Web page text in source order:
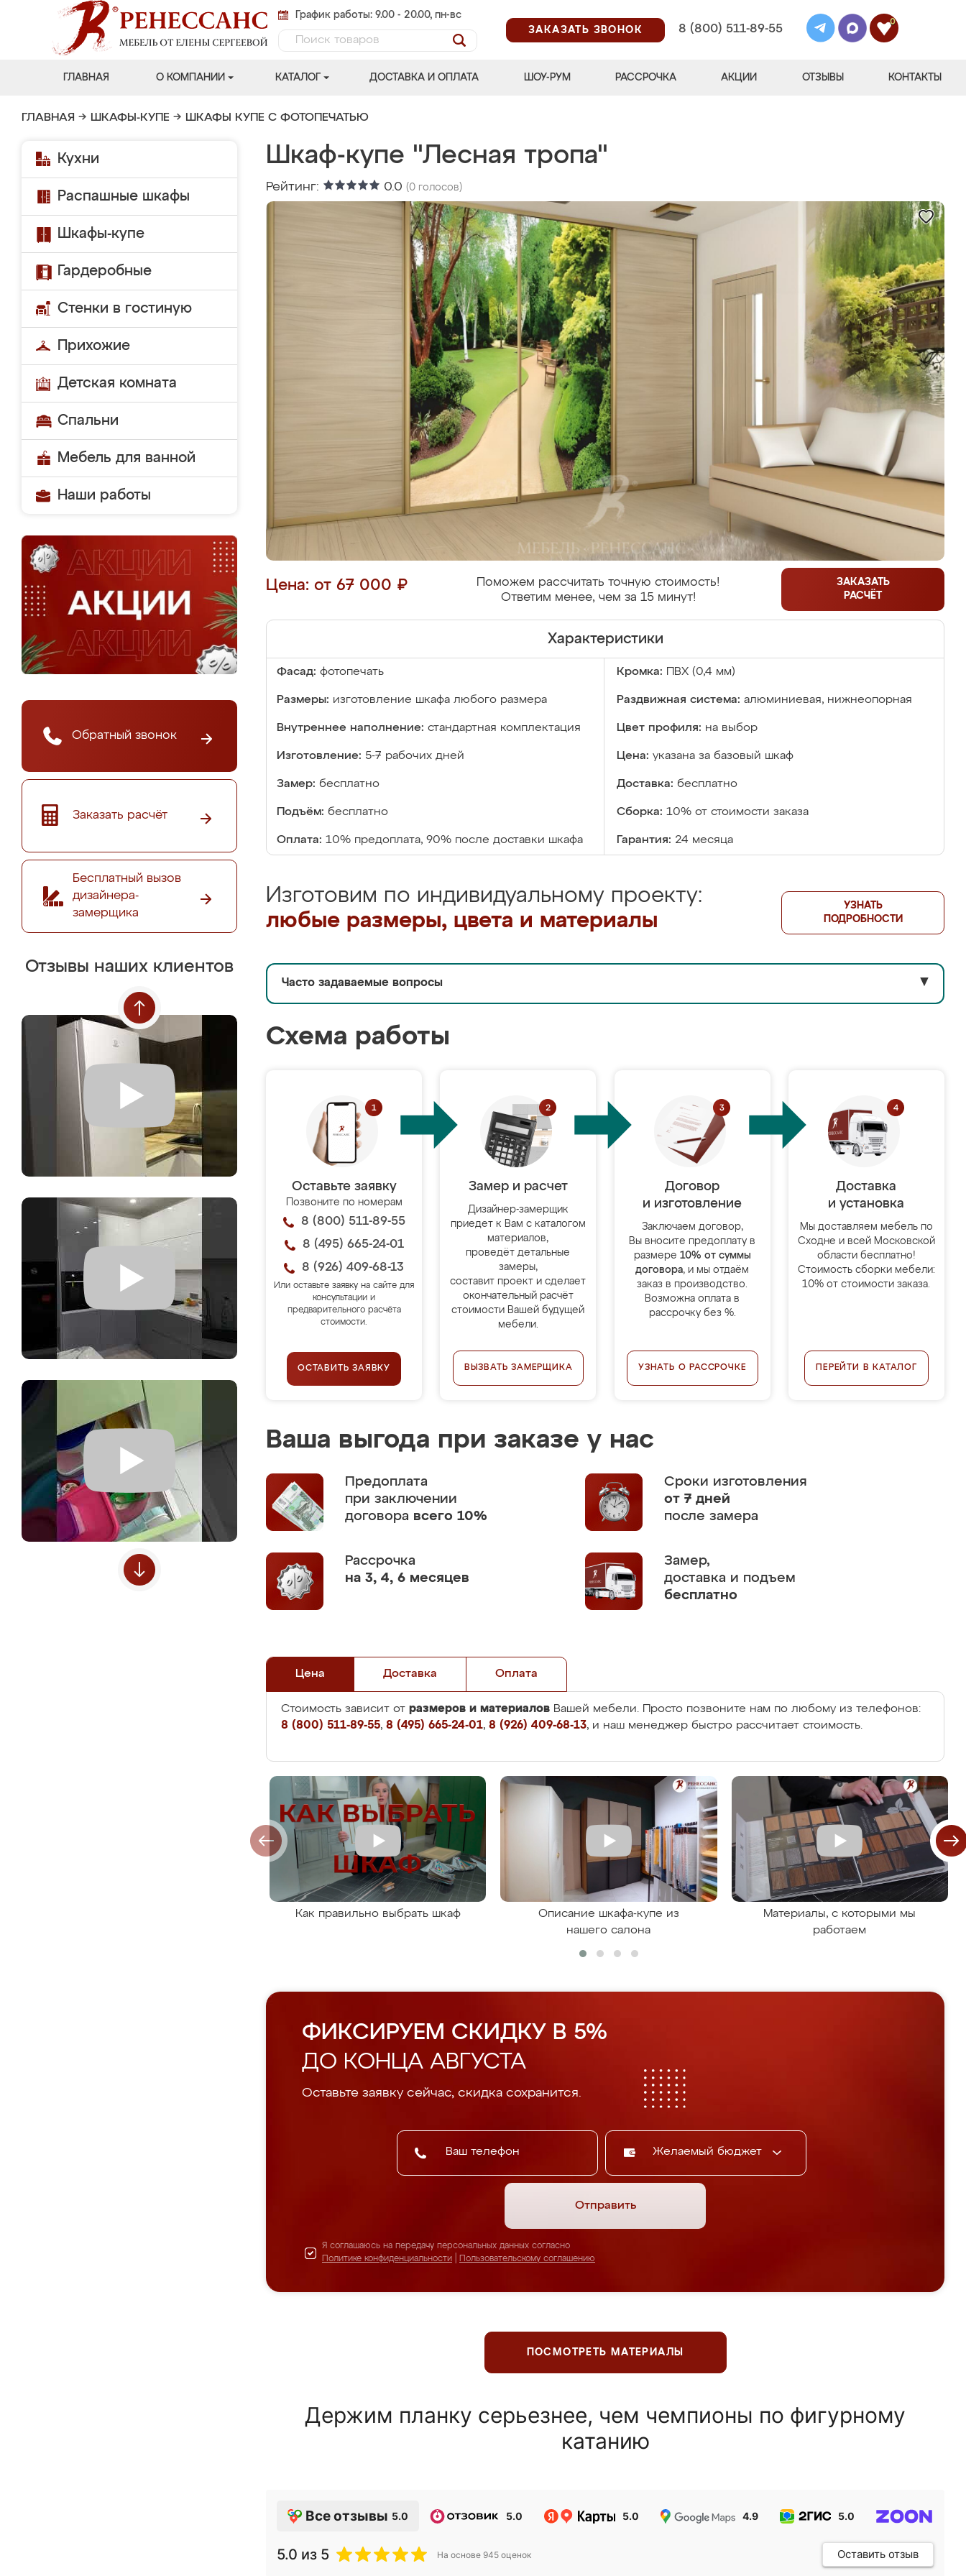
График работы: 9.00 - 20.00, пн-вс
ЗАКАЗАТЬ ЗВОНОК
8 (800) 511-89-55
0
ГЛАВНАЯ О КОМПАНИИ КАТАЛОГ ДОСТАВКА И ОПЛАТА ШОУ-РУМ РАССРОЧКА АКЦИИ ОТЗЫВЫ КОНТАКТЫ
ГЛАВНАЯ → ШКАФЫ-КУПЕ → ШКАФЫ КУПЕ С ФОТОПЕЧАТЬЮ
Кухни
Распашные шкафы
Шкафы-купе
Гардеробные
Стенки в гостиную
Прихожие
Детская комната
Спальни
Мебель для ванной
Наши работы
Обратный звонок
Заказать расчёт
Бесплатный вызов
дизайнера-
замерщика
Отзывы наших клиентов
Шкаф-купе "Лесная тропа"
Рейтинг: 0.0 (0 голосов)
Цена: от 67 000 ₽
Поможем рассчитать точную стоимость!
Ответим менее, чем за 15 минут!
ЗАКАЗАТЬ
РАСЧЁТ
Характеристики
Фасад: фотопечать Кромка: ПВХ (0,4 мм)
Размеры: изготовление шкафа любого размера Раздвижная система: алюминиевая, нижнеопорная
Внутреннее наполнение: стандартная комплектация Цвет профиля: на выбор
Изготовление: 5-7 рабочих дней Цена: указана за базовый шкаф
Замер: бесплатно Доставка: бесплатно
Подъём: бесплатно Сборка: 10% от стоимости заказа
Оплата: 10% предоплата, 90% после доставки шкафа Гарантия: 24 месяца
Изготовим по индивидуальному проекту:
любые размеры, цвета и материалы
УЗНАТЬ
ПОДРОБНОСТИ
Часто задаваемые вопросы ▼
Схема работы
Оставьте заявку
Позвоните по номерам
8 (800) 511-89-55
8 (495) 665-24-01
8 (926) 409-68-13
Или оставьте заявку на сайте для
консультации и
предварительного расчёта
стоимости.
ОСТАВИТЬ ЗАЯВКУ
Замер и расчет
Дизайнер-замерщик
приедет к Вам с каталогом
материалов,
проведёт детальные
замеры,
составит проект и сделает
окончательный расчёт
стоимости Вашей будущей
мебели.
ВЫЗВАТЬ ЗАМЕРЩИКА
Договор
и изготовление
Заключаем договор,
Вы вносите предоплату в
размере 10% от суммы
договора, и мы отдаём
заказ в производство.
Возможна оплата в
рассрочку без %.
УЗНАТЬ О РАССРОЧКЕ
Доставка
и установка
Мы доставляем мебель по
Сходне и всей Московской
области бесплатно!
Стоимость сборки мебели:
10% от стоимости заказа.
ПЕРЕЙТИ В КАТАЛОГ
Ваша выгода при заказе у нас
Предоплата
при заключении
договора всего 10%
Сроки изготовления
от 7 дней
после замера
Рассрочка
на 3, 4, 6 месяцев
Замер,
доставка и подъем
бесплатно
Цена Доставка Оплата
Стоимость зависит от размеров и материалов Вашей мебели. Просто позвоните нам по любому из телефонов:
8 (800) 511-89-55, 8 (495) 665-24-01, 8 (926) 409-68-13, и наш менеджер быстро рассчитает стоимость.
Как правильно выбрать шкаф
Описание шкафа-купе из
нашего салона
Материалы, с которыми мы
работаем
ФИКСИРУЕМ СКИДКУ В 5%
ДО КОНЦА АВГУСТА
Оставьте заявку сейчас, скидка сохранится.
Желаемый бюджет
Отправить
Я соглашаюсь на передачу персональных данных согласно
Политике конфиденциальности
Пользовательскому соглашению
ПОСМОТРЕТЬ МАТЕРИАЛЫ
Держим планку серьезнее, чем чемпионы по фигурному
катанию
Все отзывы 5.0 5.0 5.0 4.9 5.0
5.0 из 5 На основе 945 оценок Оставить отзыв